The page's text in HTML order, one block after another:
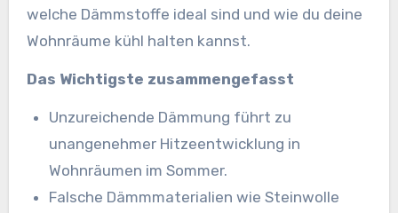
welche Dämmstoffe ideal sind und wie du deine
Wohnräume kühl halten kannst.
Das Wichtigste zusammengefasst
Unzureichende Dämmung führt zu
unangenehmer Hitzeentwicklung in
Wohnräumen im Sommer.
Falsche Dämmmaterialien wie Steinwolle